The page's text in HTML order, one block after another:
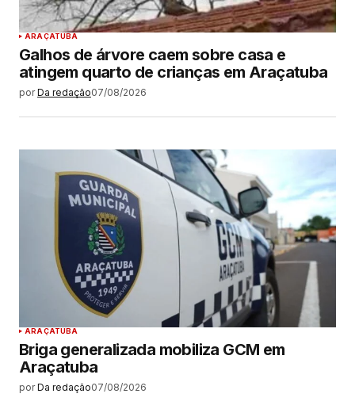
ARAÇATUBA
Galhos de árvore caem sobre casa e
atingem quarto de crianças em Araçatuba
por Da redação07/08/2026
ARAÇATUBA
Briga generalizada mobiliza GCM em
Araçatuba
por Da redação07/08/2026